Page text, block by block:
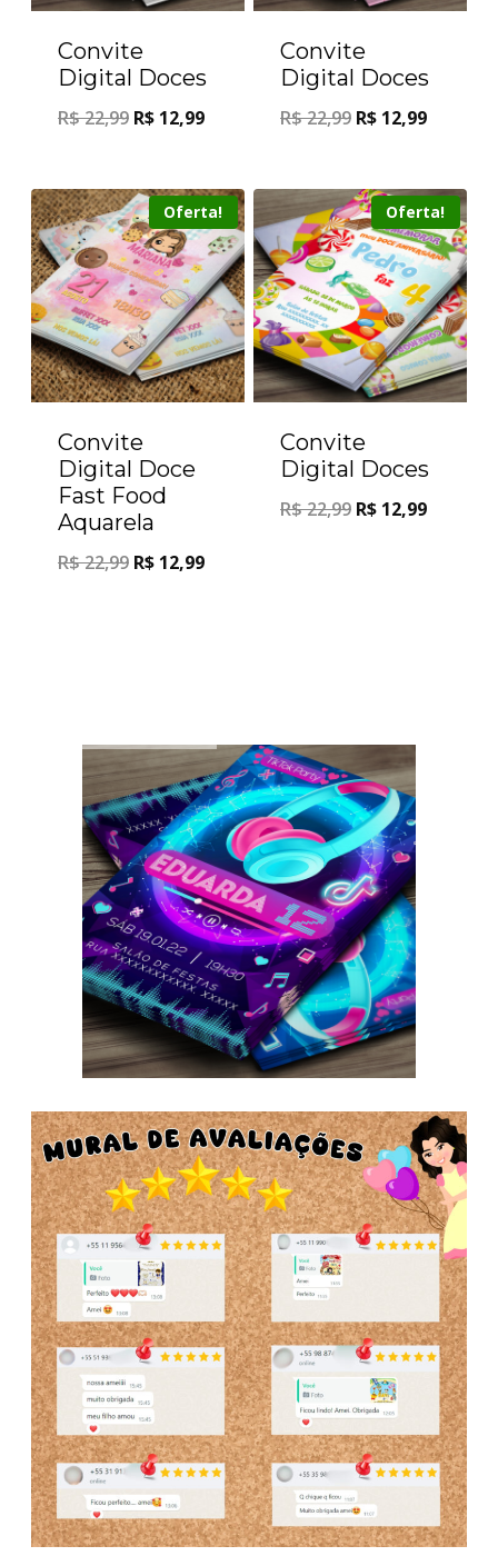
Convite
Digital Doces
R$22,99 R$ 12,99
Convite
Digital Doces
R$22,99 R$ 12,99
Oferta!
Convite
Digital Doce
Fast Food
Aquarela
R$22,99 R$ 12,99
Oferta!
Convite
Digital Doces
R$22,99 R$ 12,99